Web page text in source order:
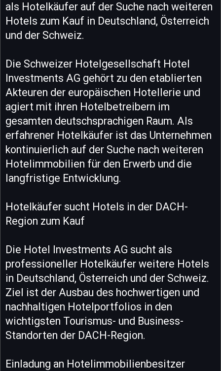
als Hotelkäufer auf der Suche nach weiteren
Hotels zum Kauf in Deutschland, Österreich
und der Schweiz.
Die Schweizer Hotelgesellschaft Hotel
Investments AG gehört zu den etablierten
Akteuren der europäischen Hotellerie und
agiert mit ihren Hotelbetreibern im
gesamten deutschsprachigen Raum. Als
erfahrener Hotelkäufer ist das Unternehmen
kontinuierlich auf der Suche nach weiteren
Hotelimmobilien für den Erwerb und die
langfristige Entwicklung.
Hotelkäufer sucht Hotels in der DACH-
Region zum Kauf
Die Hotel Investments AG sucht als
professioneller Hotelkäufer weitere Hotels
in Deutschland, Österreich und der Schweiz.
Ziel ist der Ausbau des hochwertigen und
nachhaltigen Hotelportfolios in den
wichtigsten Tourismus- und Business-
Standorten der DACH-Region.
Einladung an Hotelimmobilienbesitzer